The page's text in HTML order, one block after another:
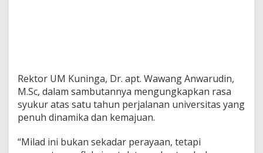
Rektor UM Kuninga, Dr. apt. Wawang Anwarudin,
M.Sc, dalam sambutannya mengungkapkan rasa
syukur atas satu tahun perjalanan universitas yang
penuh dinamika dan kemajuan.
“Milad ini bukan sekadar perayaan, tetapi